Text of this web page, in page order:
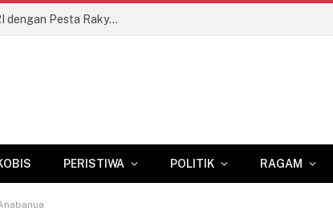
Kodim 1409/Gowa Semarakkan HUT Ke-81 RI dengan Pesta Rakyat dan Lomba Tradisional
PERISTIWA POLITIK RAGAM